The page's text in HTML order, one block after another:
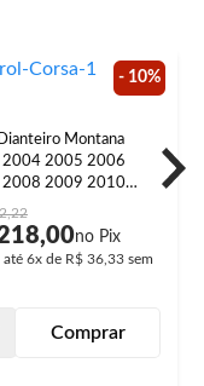
- 10%
Montana
2005 2006
2009 2010
Máscara
até 6x de R$ 36,33 sem
Comprar